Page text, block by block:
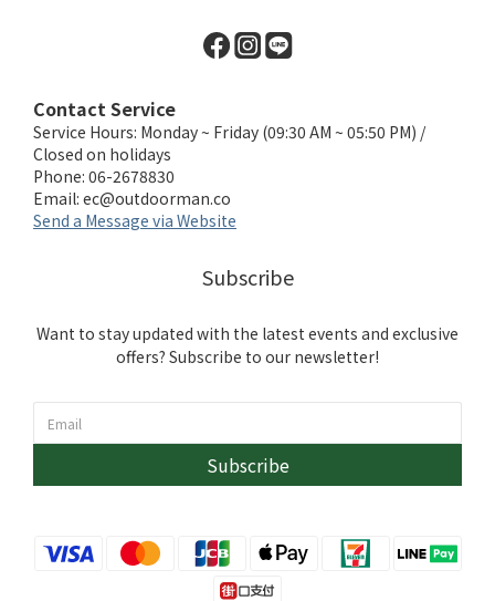
Contact Service
Service Hours: Monday ~ Friday (09:30 AM ~ 05:50 PM) /
Closed on holidays
Phone: 06-2678830
Email: ec@outdoorman.co
Send a Message via Website
Subscribe
Want to stay updated with the latest events and exclusive
offers? Subscribe to our newsletter!
Subscribe